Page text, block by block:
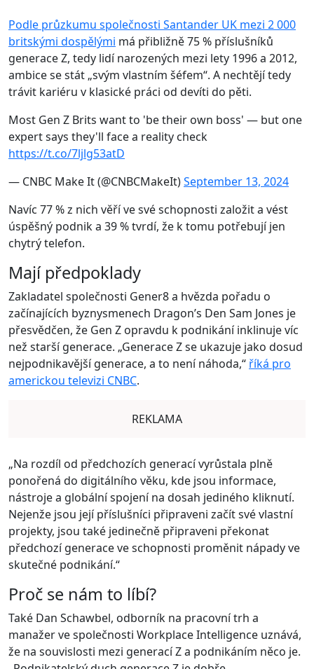
Podle průzkumu společnosti Santander UK mezi 2 000
britskými dospělými má přibližně 75 % příslušníků
generace Z, tedy lidí narozených mezi lety 1996 a 2012,
ambice se stát „svým vlastním šéfem“. A nechtějí tedy
trávit kariéru v klasické práci od devíti do pěti.
Most Gen Z Brits want to 'be their own boss' — but one
expert says they'll face a reality check
https://t.co/7ljlg53atD
— CNBC Make It (@CNBCMakeIt)September 13, 2024
Navíc 77 % z nich věří ve své schopnosti založit a vést
úspěšný podnik a 39 % tvrdí, že k tomu potřebují jen
chytrý telefon.
Mají předpoklady
Zakladatel společnosti Gener8 a hvězda pořadu o
začínajících byznysmenech Dragon’s Den Sam Jones je
přesvědčen, že Gen Z opravdu k podnikání inklinuje víc
než starší generace. „Generace Z se ukazuje jako dosud
nejpodnikavější generace, a to není náhoda,“ říká pro
americkou televizi CNBC.
REKLAMA
„Na rozdíl od předchozích generací vyrůstala plně
ponořená do digitálního věku, kde jsou informace,
nástroje a globální spojení na dosah jediného kliknutí.
Nejenže jsou její příslušníci připraveni začít své vlastní
projekty, jsou také jedinečně připraveni překonat
předchozí generace ve schopnosti proměnit nápady ve
skutečné podnikání.“
Proč se nám to líbí?
Také Dan Schawbel, odborník na pracovní trh a
manažer ve společnosti Workplace Intelligence uznává,
že na souvislosti mezi generací Z a podnikáním něco je.